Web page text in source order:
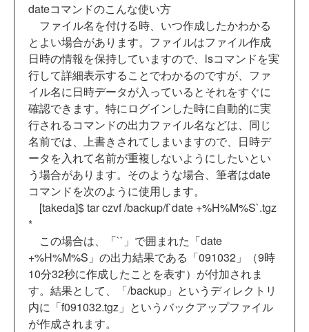
dateコマンドのこんな使い方
ファイル名を付ける時、いつ作成したかわかる
とよい場合があります。ファイルはファイル作成
日時の情報を保持していますので、lsコマンドを実
行して詳細表示することでわかるのですが、ファ
イル名に日時データが入っているとそれをすぐに
確認できます。特にログインした時に自動的に実
行されるコマンドの出力ファイル名などは、同じ
名前では、上書きされてしまいますので、日時デ
ータを入れて名前が重複しないようにしたいとい
う場合があります。そのような場合、筆者はdate
コマンドを次のように使用します。
[takeda]$ tar czvf /backup/f`date +%H%M%S`.tgz
*
この場合は、「``」で囲まれた「date
+%H%M%S」の出力結果である「091032」（9時
10分32秒に作成したことを表す）が付加されま
す。結果として、「/backup」というディレクトリ
内に「f091032.tgz」というバックアップファイル
が作成されます。